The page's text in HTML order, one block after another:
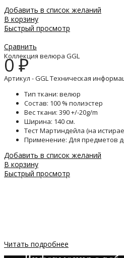
Добавить в список желаний
В корзину
Быстрый просмотр
Сравнить
Коллекция велюра GGL
0₽
Артикул - GGL Техническая
Тип ткани: велюр
Состав: 100 % полиэстер
Вес ткани: 390 +/-20g/m
Ширина: 140 см.
Тест Мартиндейла (на
Применение: Для предметов
Добавить в список желаний
В корзину
Быстрый просмотр
Читать подробнее